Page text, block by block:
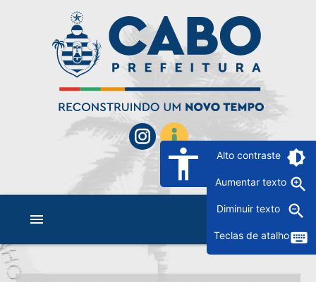
accessibility Alto contraste brightness_6
Aumentar texto zoom_in
Diminuir texto zoom_out
Teclas de atalhokeyboard
menu